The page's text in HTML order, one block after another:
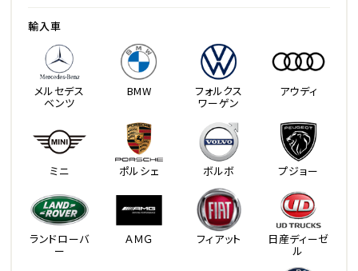
輸入車
メルセデス
ベンツ
BMW フォルクス
ワーゲン
アウディ
ミニ ポルシェ ボルボ プジョー
ランドローバ
ー
ＡＭＧ フィアット 日産ディーゼ
ル